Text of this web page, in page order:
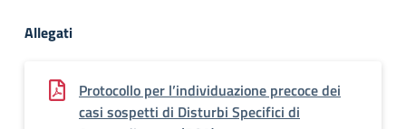
Allegati
Protocollo per l’individuazione precoce dei
casi sospetti di Disturbi Specifici di